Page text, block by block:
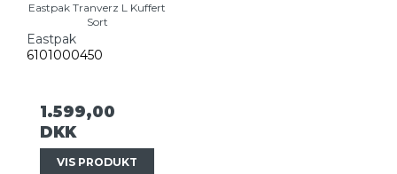
Eastpak Tranverz L Kuffert
Sort
Eastpak
6101000450
1.599,00
DKK
VIS PRODUKT